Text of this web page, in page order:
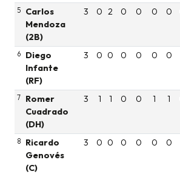
5
Carlos
Mendoza
(2B)
3 0 2 0 0 0 0
6
Diego
Infante
(RF)
3 0 0 0 0 0 0
7
Romer
Cuadrado
(DH)
3 1 1 0 0 1 1
8
Ricardo
Genovés
(C)
3 0 0 0 0 0 0